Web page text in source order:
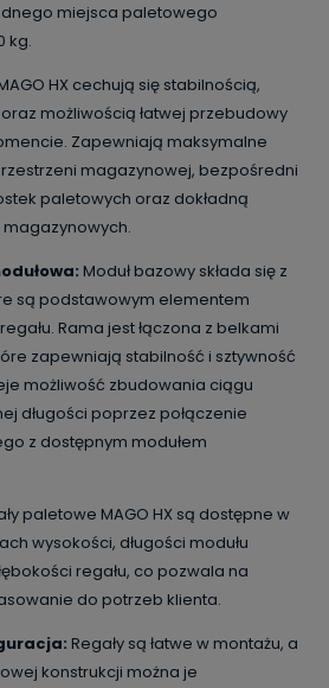
miejsca paletowego
kg.
HX cechują się stabilnością,
możliwością łatwej przebudowy
Zapewniają maksymalne
magazynowej, bezpośredni
paletowych oraz dokładną
Moduł bazowy składa się z
są podstawowym elementem
Rama jest łączona z belkami
zapewniają stabilność i sztywność
możliwość zbudowania ciągu
długości poprzez połączenie
z dostępnym modułem
paletowe MAGO HX są dostępne w
wysokości, długości modułu
regału, co pozwala na
do potrzeb klienta.
Regały są łatwe w montażu, a
konstrukcji można je